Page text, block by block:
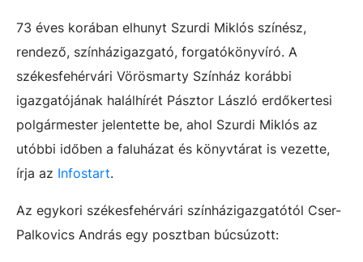
73 éves korában elhunyt Szurdi Miklós színész,
rendező, színházigazgató, forgatókönyvíró. A
székesfehérvári Vörösmarty Színház korábbi
igazgatójának halálhírét Pásztor László erdőkertesi
polgármester jelentette be, ahol Szurdi Miklós az
utóbbi időben a faluházat és könyvtárat is vezette,
írja az Infostart.
Az egykori székesfehérvári színházigazgatótól Cser-
Palkovics András egy posztban búcsúzott: